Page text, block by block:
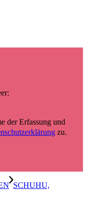
der Erfassung und
zu.
SCHUHU,